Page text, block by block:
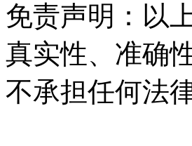
免责声明：以
真实性、准确
不承担任何法